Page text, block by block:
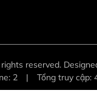
reserved.
2
| Tổng truy cập: